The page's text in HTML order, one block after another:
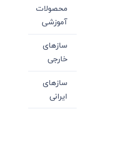
محصولات
آموزشی
سازهای
خارجی
سازهای
ایرانی